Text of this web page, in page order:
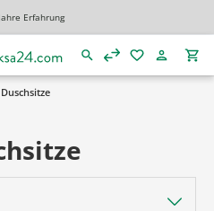
Erfahrung
Duschsitze